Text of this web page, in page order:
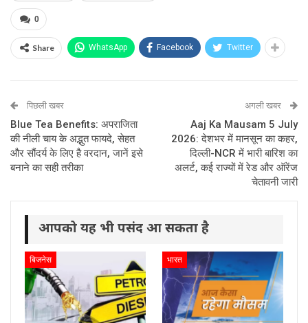
0
Share WhatsApp Facebook Twitter
पिछली खबर
Blue Tea Benefits: अपराजिता
की नीली चाय के अद्भुत फायदे, सेहत
और सौंदर्य के लिए है वरदान, जानें इसे
बनाने का सही तरीका
अगली खबर
Aaj Ka Mausam 5 July
2026: देशभर में मानसून का कहर,
दिल्ली-NCR में भारी बारिश का
अलर्ट, कई राज्यों में रेड और ऑरेंज
चेतावनी जारी
आपको यह भी पसंद आ सकता है
बिजनेस भारत